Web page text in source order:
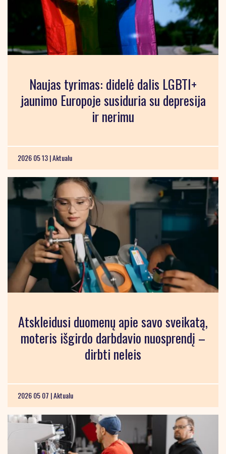
Naujas tyrimas: didelė dalis LGBTI+
jaunimo Europoje susiduria su depresija
ir nerimu
2026 05 13 |Aktualu
Atskleidusi duomenų apie savo sveikatą,
moteris išgirdo darbdavio nuosprendį –
dirbti neleis
2026 05 07 |Aktualu